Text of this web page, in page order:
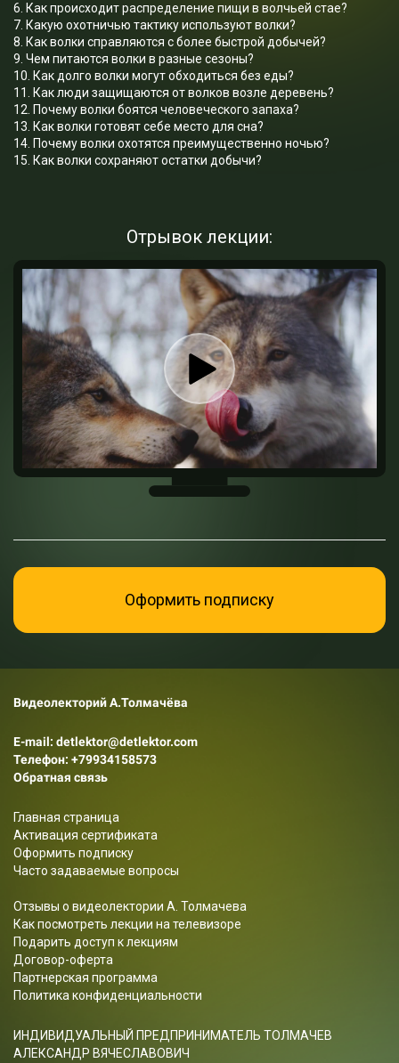
6. Как происходит распределение пищи в волчьей стае?
7. Какую охотничью тактику используют волки?
8. Как волки справляются с более быстрой добычей?
9. Чем питаются волки в разные сезоны?
10. Как долго волки могут обходиться без еды?
11. Как люди защищаются от волков возле деревень?
12. Почему волки боятся человеческого запаха?
13. Как волки готовят себе место для сна?
14. Почему волки охотятся преимущественно ночью?
15. Как волки сохраняют остатки добычи?
Отрывок лекции:
Оформить подписку
Видеолекторий А.Толмачёва
E-mail: detlektor@detlektor.com
Телефон: +79934158573
Обратная связь
Главная страница
Активация сертификата
Оформить подписку
Часто задаваемые вопросы
Отзывы о видеолектории А. Толмачева
Как посмотреть лекции на телевизоре
Подарить доступ к лекциям
Договор-оферта
Партнерская программа
Политика конфиденциальности
ИНДИВИДУАЛЬНЫЙ ПРЕДПРИНИМАТЕЛЬ ТОЛМАЧЕВ
АЛЕКСАНДР ВЯЧЕСЛАВОВИЧ